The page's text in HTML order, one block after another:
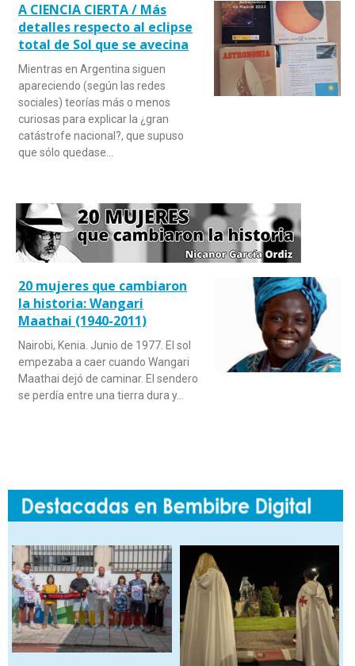
A CIENCIA CIERTA / Más
detalles respecto al eclipse
total de Sol que se avecina
Mientras en Argentina siguen
apareciendo (según las redes
sociales) teorías más o menos
curiosas para explicar la ¿gran
catástrofe nacional?, que supuso
que sólo quedase…
20 mujeres que cambiaron
la historia: Wangari
Maathai (1940-2011)
Nairobi, Kenia. Junio de 1977. El sol
empezaba a caer cuando Wangari
Maathai dejó de caminar. El sendero
se perdía entre una tierra dura y…